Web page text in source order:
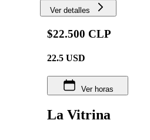
Ver detalles
$22.500 CLP
22.5 USD
Ver horas
La Vitrina